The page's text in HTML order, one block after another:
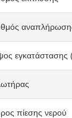
εγκατάστασης
πίεσης νερού